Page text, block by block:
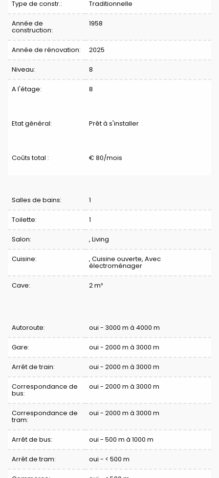
Type de constr.: Traditionnelle
Année de
construction:
1958
Année de rénovation: 2025
Niveau: 8
A l'étage: 8
Etat général: Prêt à s'installer
Coûts total : € 80/mois
Division
Salles de bains: 1
Toilette: 1
Salon: , Living
Cuisine: , Cuisine ouverte, Avec
électroménager
Cave: 2 m²
Confort
Autoroute: oui - 3000 m à 4000 m
Gare: oui - 2000 m à 3000 m
Arrêt de train: oui - 2000 m à 3000 m
Correspondance de
bus:
oui - 2000 m à 3000 m
Correspondance de
tram:
oui - 2000 m à 3000 m
Arrêt de bus: oui - 500 m à 1000 m
Arrêt de tram: oui - < 500 m